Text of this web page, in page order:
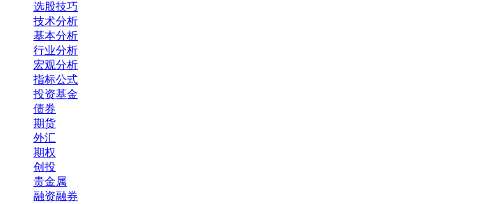
选股技巧
技术分析
基本分析
行业分析
宏观分析
指标公式
投资基金
债券
期货
外汇
期权
创投
贵金属
融资融券